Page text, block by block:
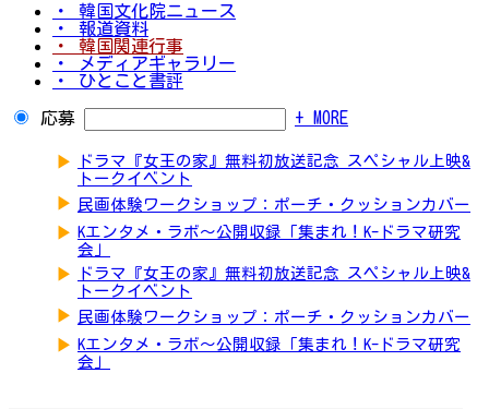
・ 韓国文化院ニュース
・ 報道資料
・ 韓国関連行事
・ メディアギャラリー
・ ひとこと書評
応募 + MORE
▶
ドラマ『女王の家』無料初放送記念 スペシャル上映&
トークイベント
▶ 民画体験ワークショップ：ポーチ・クッションカバー
▶ Kエンタメ・ラボ～公開収録「集まれ！K-ドラマ研究
会」
▶
ドラマ『女王の家』無料初放送記念 スペシャル上映&
トークイベント
▶ 民画体験ワークショップ：ポーチ・クッションカバー
▶ Kエンタメ・ラボ～公開収録「集まれ！K-ドラマ研究
会」